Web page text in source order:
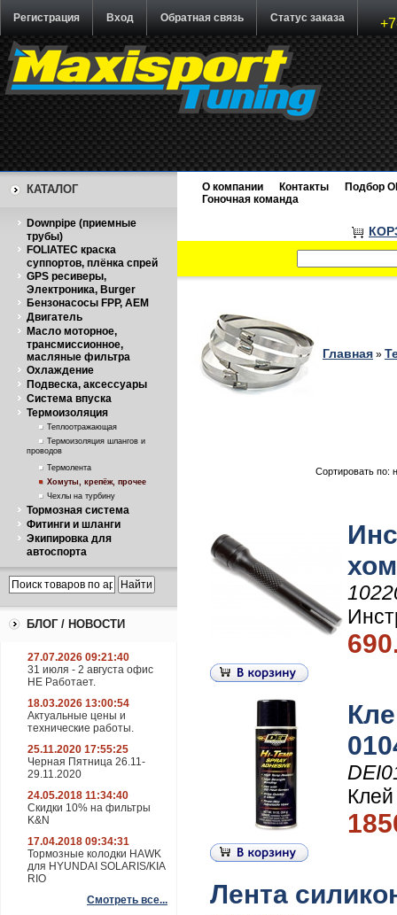
Регистрация Вход Обратная связь Статус заказа
КАТАЛОГ
Downpipe (приемные
трубы)
FOLIATEC краска
суппортов, плёнка спрей
GPS ресиверы,
Электроника, Burger
Бензонасосы FPP, AEM
Двигатель
Масло моторное,
трансмиссионное,
масляные фильтра
Охлаждение
Подвеска, аксессуары
Система впуска
Термоизоляция
Теплоотражающая
Термоизоляция шлангов и
проводов
Термолента
Хомуты, крепёж, прочее
Чехлы на турбину
Тормозная система
Фитинги и шланги
Экипировка для
автоспорта
БЛОГ / НОВОСТИ
27.07.2026 09:21:40
31 июля - 2 августа офис
НЕ Работает.
18.03.2026 13:00:54
Актуальные цены и
технические работы.
25.11.2020 17:55:25
Черная Пятница 26.11-
29.11.2020
24.05.2018 11:34:40
Скидки 10% на фильтры
K&N
17.04.2018 09:34:31
Тормозные колодки HAWK
для HYUNDAI SOLARIS/KIA
RIO
Смотреть все...
О компании Контакты
Подбор
Гоночная команда
Главная »
Сортировать по:
Лента